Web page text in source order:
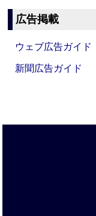
広告掲載
ウェブ広告ガイド
新聞広告ガイド